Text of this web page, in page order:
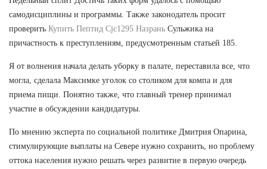
самодисциплины и программы. Также законодатель просит
проверить Купить Пептид Cjc1295 Назрань Сульжика на
причастность к преступлениям, предусмотренным статьей 185.
Я от волнения начала делать уборку в палате, переставила все, что
могла, сделала Максимке уголок со столиком для компа и для
приема пищи. Понятно также, что главный тренер принимал
участие в обсуждении кандидатуры.
По мнению эксперта по социальной политике Дмитрия Опарина,
стимулирующие выплаты на Севере нужно сохранить, но проблему
оттока населения нужно решать через развитие в первую очередь